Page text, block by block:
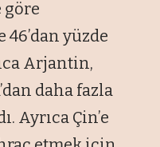
46’dan yüzde
Arjantin,
daha fazla
Ayrıca Çin’e